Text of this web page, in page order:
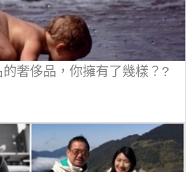
奢侈品，你擁有了幾樣？?